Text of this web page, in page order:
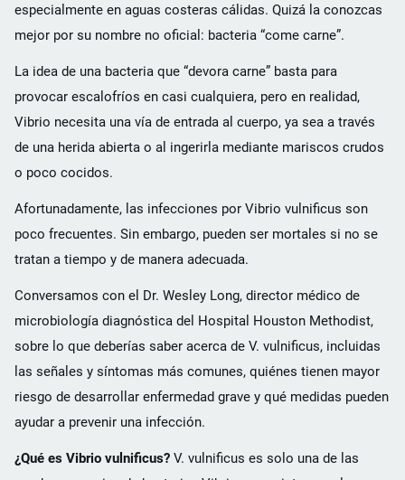
especialmente en aguas costeras cálidas. Quizá la conozcas
mejor por su nombre no oficial: bacteria “come carne”.
La idea de una bacteria que “devora carne” basta para
provocar escalofríos en casi cualquiera, pero en realidad,
Vibrio necesita una vía de entrada al cuerpo, ya sea a través
de una herida abierta o al ingerirla mediante mariscos crudos
o poco cocidos.
Afortunadamente, las infecciones por Vibrio vulnificus son
poco frecuentes. Sin embargo, pueden ser mortales si no se
tratan a tiempo y de manera adecuada.
Conversamos con el Dr. Wesley Long, director médico de
microbiología diagnóstica del Hospital Houston Methodist,
sobre lo que deberías saber acerca de V. vulnificus, incluidas
las señales y síntomas más comunes, quiénes tienen mayor
riesgo de desarrollar enfermedad grave y qué medidas pueden
ayudar a prevenir una infección.
¿Qué es Vibrio vulnificus? V. vulnificus es solo una de las